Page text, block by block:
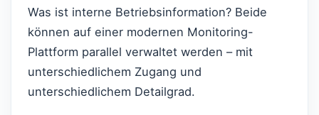
Was ist interne Betriebsinformation? Beide
können auf einer modernen Monitoring-
Plattform parallel verwaltet werden – mit
unterschiedlichem Zugang und
unterschiedlichem Detailgrad.